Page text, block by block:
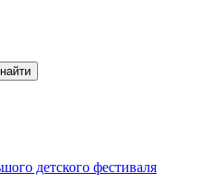
детского фестиваля